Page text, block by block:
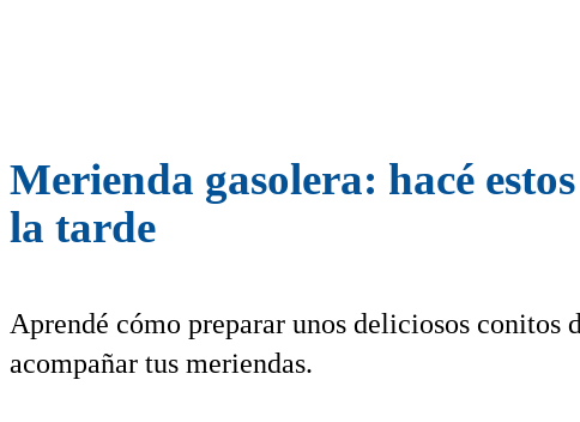
Merienda gasolera: hacé
la tarde
Aprendé cómo preparar unos deliciosos conitos
acompañar tus meriendas.